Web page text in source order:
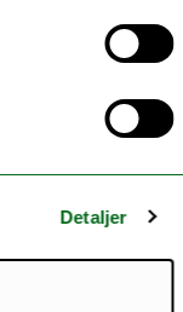
Detaljer